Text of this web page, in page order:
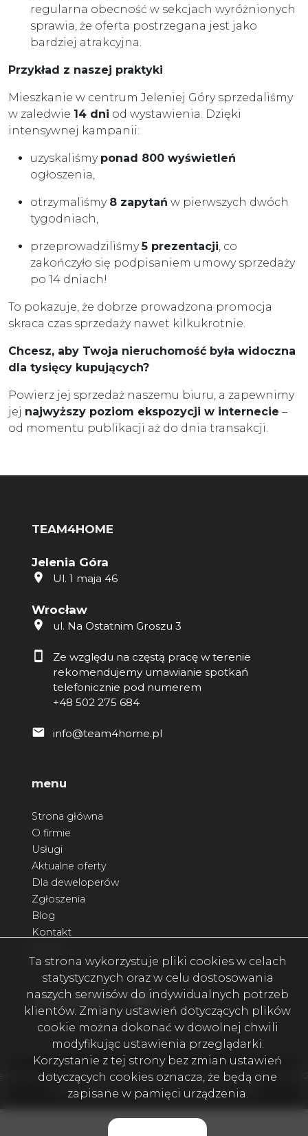
regularna obecność w sekcjach wyróżnionych
sprawia, że oferta postrzegana jest jako
bardziej atrakcyjna.
Przykład z naszej praktyki
Mieszkanie w centrum Jeleniej Góry sprzedaliśmy
w zaledwie 14 dni od wystawienia. Dzięki
intensywnej kampanii:
uzyskaliśmy ponad 800 wyświetleń
ogłoszenia,
otrzymaliśmy 8 zapytań w pierwszych dwóch
tygodniach,
przeprowadziliśmy5 prezentacji, co
zakończyło się podpisaniem umowy sprzedaży
po 14 dniach!
To pokazuje, że dobrze prowadzona promocja
skraca czas sprzedaży nawet kilkukrotnie.
Chcesz, aby Twoja nieruchomość była widoczna
dla tysięcy kupujących?
Powierz jej sprzedaż naszemu biuru, a zapewnimy
jej najwyższy poziom ekspozycji w internecie –
od momentu publikacji aż do dnia transakcji.
TEAM4HOME
Jelenia Góra
Ul. 1 maja 46
Wrocław
ul. Na Ostatnim Groszu 3
Ze względu na częstą pracę w terenie
rekomendujemy umawianie spotkań
telefonicznie pod numerem
+48 502 275 684
info@team4home.pl
menu
Strona główna
O firmie
Usługi
Aktualne oferty
Dla deweloperów
Zgłoszenia
Blog
Kontakt
social media Facebook
Facebook
- najlepiej oceniane biuro nieruchomości w okolicy. ©
Program dla biur nieruchomości
Galactica Virgo
Ta strona wykorzystuje pliki cookies w celach
statystycznych oraz w celu dostosowania
naszych serwisów do indywidualnych potrzeb
klientów. Zmiany ustawień dotyczących plików
cookie można dokonać w dowolnej chwili
modyfikując ustawienia przeglądarki.
Korzystanie z tej strony bez zmian ustawień
dotyczących cookies oznacza, że będą one
zapisane w pamięci urządzenia.